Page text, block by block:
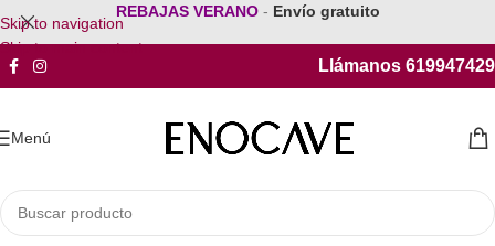
Skip to navigation
Skip to main content
REBAJAS VERANO - Envío gratuito
Llámanos 619947429
Menú